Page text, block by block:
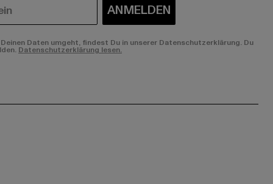
ANMELDEN
Daten umgeht, findest Du in unserer Datenschutzerklärung. Du
Datenschutzerklärung lesen.